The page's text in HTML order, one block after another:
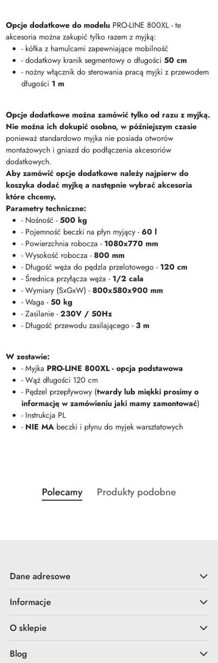
Opcje dodatkowe do modelu PRO-LINE 800XL - te
akcesoria można zakupić tylko razem z myjką:
- kółka z hamulcami zapewniające mobilność
- dodatkowy kranik segmentowy o długości 50 cm
- nożny włącznik do sterowania pracą myjki z przewodem
długości 1 m
Opcje dodatkowe można zamówić tylko od razu z myjką.
Nie można ich dokupić osobno, w późniejszym czasie
ponieważ standardowo myjka nie posiada otworów
montażowych i gniazd do podłączenia akcesoriów
dodatkowych.
Aby zamówić opcje dodatkowe należy najpierw do
koszyka dodać myjkę a następnie wybrać akcesoria
które chcemy.
Parametry techniczne:
- Nośność -500 kg
- Pojemność beczki na płyn myjący -60 l
- Powierzchnia robocza - 1080x770 mm
- Wysokość robocza -800 mm
- Długość węża do pędzla przelotowego - 120 cm
- Średnica przyłącza węża - 1/2 cala
- Wymiary (SxGxW) -800x580x900 mm
- Waga -50 kg
- Zasilanie -230V / 50Hz
- Długość przewodu zasilającego -3 m
W zestawie:
- Myjka PRO-LINE 800XL - opcja podstawowa
- Wąż długości 120 cm
- Pędzel przepływowy (twardy lub miękki prosimy o
informację w zamówieniu jaki mamy zamontować)
- Instrukcja PL
- NIE MA beczki i płynu do myjek warsztatowych
Pomiń karuzelę produktów
Produkty
o
Polecamy
Produkty
Produkty podobne
Dane adresowe
Informacje
O sklepie
Blog